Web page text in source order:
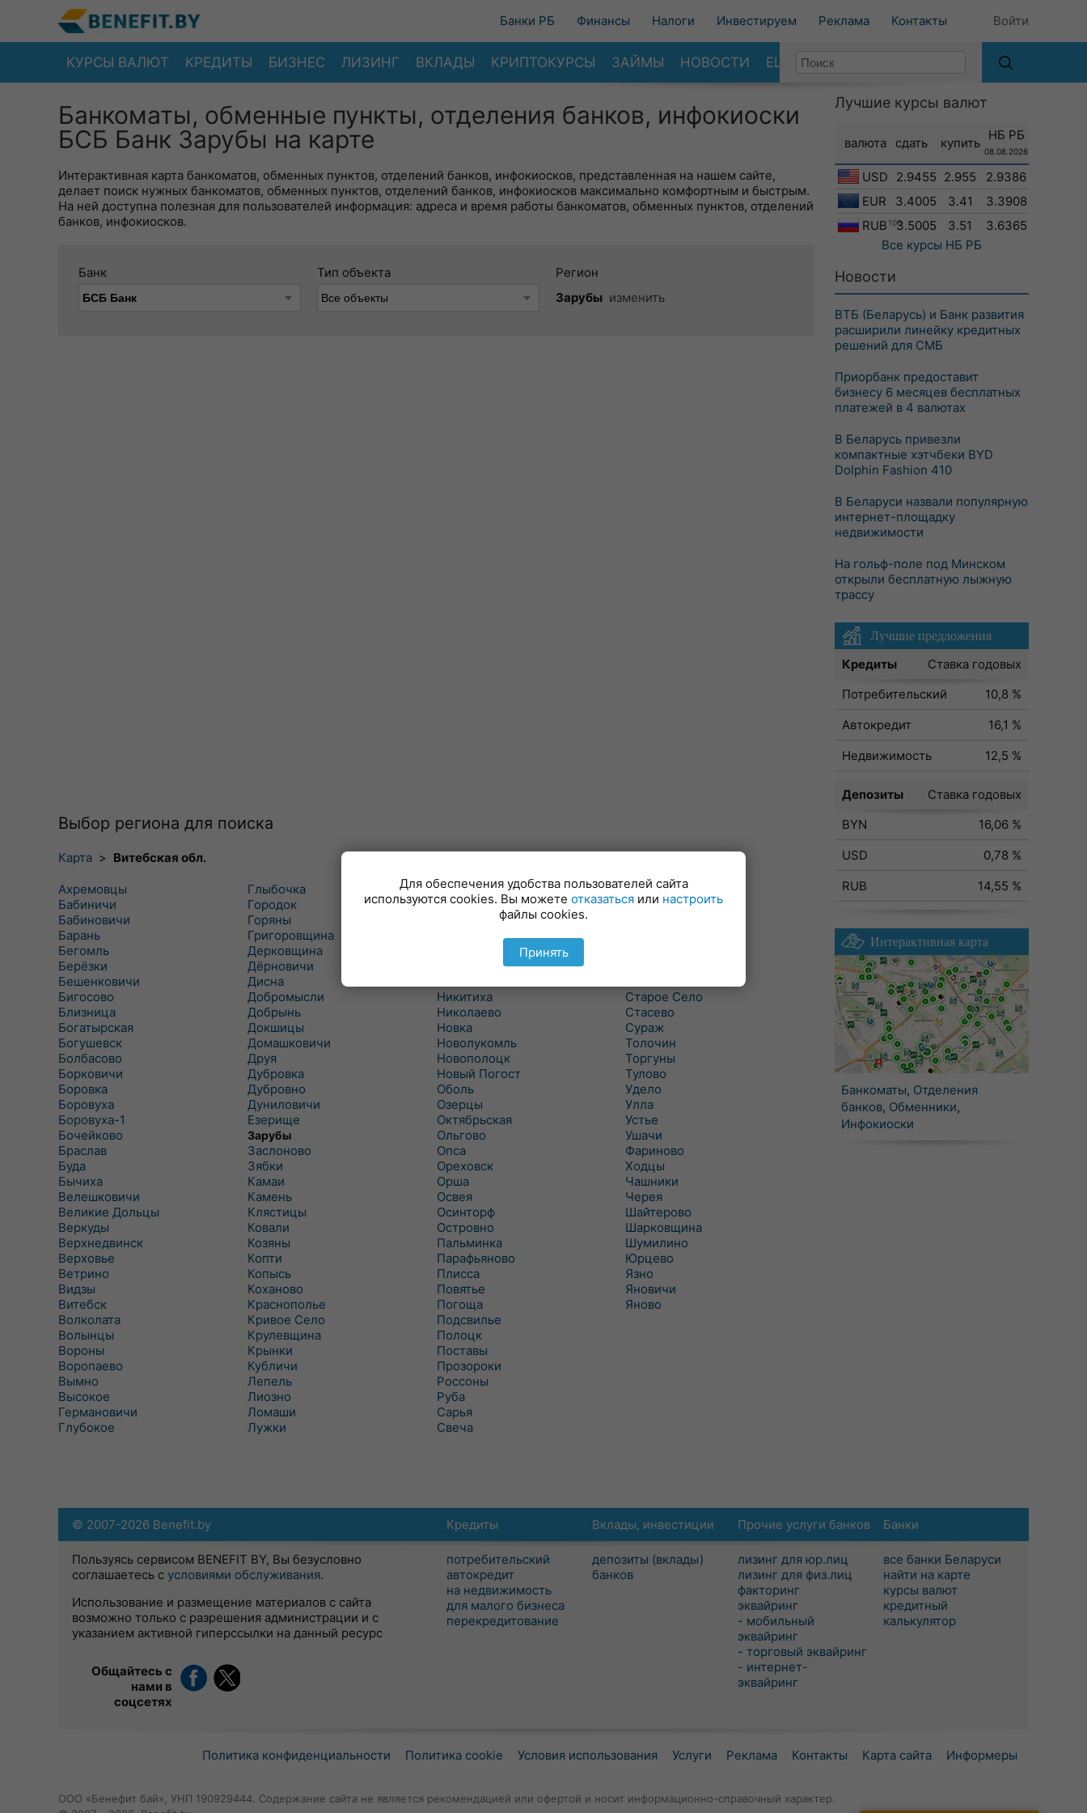
Банки РБ Финансы Налоги Инвестируем Реклама Контакты Войти
КУРСЫ ВАЛЮТ КРЕДИТЫ БИЗНЕС ЛИЗИНГ ВКЛАДЫ КРИПТОКУРСЫ ЗАЙМЫ НОВОСТИ ЕЩЕ
Банкоматы, обменные пункты, отделения банков, инфокиоски
БСБ Банк Зарубы на карте
Интерактивная карта банкоматов, обменных пунктов, отделений банков, инфокиосков, представленная на нашем сайте,
делает поиск нужных банкоматов, обменных пунктов, отделений банков, инфокиосков максимально комфортным и быстрым.
На ней доступна полезная для пользователей информация: адреса и время работы банкоматов, обменных пунктов, отделений
банков, инфокиосков.
Банк Тип объекта
Регион
Зарубы изменить
Выбор региона для поиска
Карта > Витебская обл.
Ахремовцы
Бабиничи
Бабиновичи
Барань
Бегомль
Берёзки
Бешенковичи
Бигосово
Близница
Богатырская
Богушевск
Болбасово
Борковичи
Боровка
Боровуха
Боровуха-1
Бочейково
Браслав
Буда
Бычиха
Велешковичи
Великие Дольцы
Веркуды
Верхнедвинск
Верховье
Ветрино
Видзы
Витебск
Волколата
Волынцы
Вороны
Воропаево
Вымно
Высокое
Германовичи
Глубокое
Глыбочка
Городок
Горяны
Григоровщина
Дерковщина
Дёрновичи
Дисна
Добромысли
Добрынь
Докшицы
Домашковичи
Друя
Дубровка
Дубровно
Дуниловичи
Езерище
Зарубы
Заслоново
Зябки
Камаи
Камень
Клястицы
Ковали
Козяны
Копти
Копысь
Коханово
Краснополье
Кривое Село
Крулевщина
Крынки
Кубличи
Лепель
Лиозно
Ломаши
Лужки
Лынтупы
Ляды
Мишневичи
Никитиха
Николаево
Новка
Новолукомль
Новополоцк
Новый Погост
Оболь
Озерцы
Октябрьская
Ольгово
Опса
Ореховск
Орша
Освея
Осинторф
Островно
Пальминка
Парафьяново
Плисса
Повятье
Погоща
Подсвилье
Полоцк
Поставы
Прозороки
Россоны
Руба
Сарья
Свеча
Селявщина
Сенно
Старое Село
Стасево
Сураж
Толочин
Торгуны
Тулово
Удело
Улла
Устье
Ушачи
Фариново
Ходцы
Чашники
Черея
Шайтерово
Шарковщина
Шумилино
Юрцево
Язно
Яновичи
Яново
Лучшие курсы валют
валюта сдать купить
НБ РБ
08.08.2026
USD 2.9455 2.955
2.9386
EUR
3.4005 3.41
3.3908
RUB 1003.5005 3.51
3.6365
Все курсы НБ РБ
Новости
ВТБ (Беларусь) и Банк развития
расширили линейку кредитных
решений для СМБ
Приорбанк предоставит
бизнесу 6 месяцев бесплатных
платежей в 4 валютах
В Беларусь привезли
компактные хэтчбеки BYD
Dolphin Fashion 410
В Беларуси назвали популярную
интернет-площадку
недвижимости
На гольф-поле под Минском
открыли бесплатную лыжную
трассу
Лучшие предложения
Кредиты
Ставка годовых
Потребительский
10,8 %
Автокредит
16,1 %
Недвижимость
12,5 %
Депозиты
Ставка годовых
BYN
16,06 %
USD
0,78 %
RUB
14,55 %
Интерактивная карта
Банкоматы, Отделения
банков, Обменники,
Инфокиоски
Кредиты
потребительский
автокредит
на недвижимость
для малого бизнеса
перекредитование
Вклады, инвестиции
депозиты (вклады)
банков
Прочие услуги банков
лизинг для юр.лиц
лизинг для физ.лиц
факторинг
эквайринг
- мобильный
эквайринг
- торговый эквайринг
- интернет-
эквайринг
Банки
все банки Беларуси
найти на карте
курсы валют
кредитный
калькулятор
© 2007-2026 Benefit.by
Пользуясь сервисом BENEFIT BY, Вы безусловно
соглашаетесь с условиями обслуживания.
Использование и размещение материалов с сайта
возможно только с разрешения администрации и с
указанием активной гиперссылки на данный ресурс
Общайтесь с
нами в
соцсетях
Политика конфиденциальности Политика cookie Условия использования Услуги Реклама Контакты Карта сайта Информеры
ООО «Бенефит бай», УНП 190929444. Содержание сайта не является рекомендацией или офертой и носит информационно-справочный характер.
Для обеспечения удобства пользователей сайта
используются cookies. Вы можете отказаться или настроить
файлы cookies.
Принять